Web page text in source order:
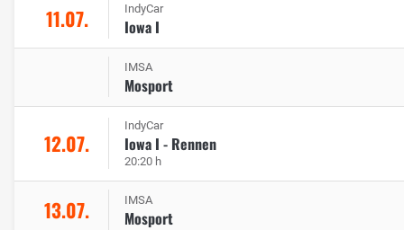
11.07. IndyCar
Iowa I
IMSA
Mosport
12.07.
IndyCar
Iowa I - Rennen
20:20 h
13.07. IMSA
Mosport